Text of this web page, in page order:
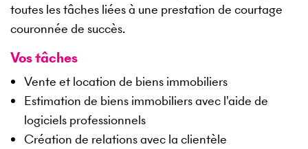
toutes les tâches liées à une prestation de courtage
couronnée de succès.
Vos tâches
Vente et location de biens immobiliers
Estimation de biens immobiliers avec l'aide de
logiciels professionnels
Création de relations avec la clientèle